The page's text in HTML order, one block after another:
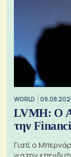
WORLD
LVMH: Ο
την
Γιατί ο